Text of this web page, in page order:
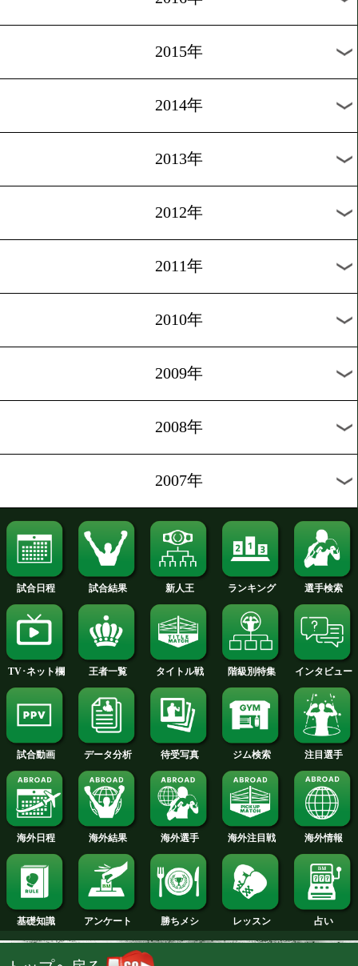
2023年
2022年
2021年
2020年
2018年
2017年
2016年
2015年
2014年
2013年
2012年
2011年
2010年